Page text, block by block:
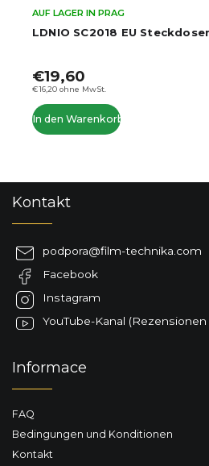
LDNIO SC2018 EU
AUF LAGER IN PRAG
€16,20 ohne MwSt.
€19,60
In den Warenkorb
Kontakt
podpora@film-technika.com
Facebook
Instagram
YouTube-Kanal
Informace
FAQ
Bedingungen und Konditionen
Kontakt